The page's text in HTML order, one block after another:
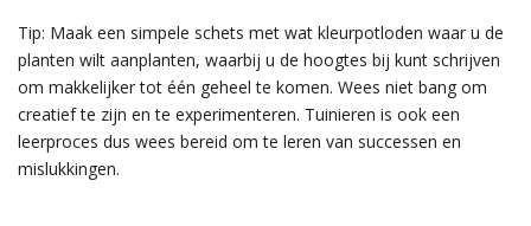
Tip: Maak een simpele schets met wat kleurpotloden waar u de
planten wilt aanplanten, waarbij u de hoogtes bij kunt schrijven
om makkelijker tot één geheel te komen. Wees niet bang om
creatief te zijn en te experimenteren. Tuinieren is ook een
leerproces dus wees bereid om te leren van successen en
mislukkingen.